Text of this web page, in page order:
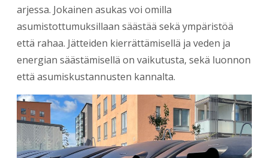
arjessa. Jokainen asukas voi omilla
asumistottumuksillaan säästää sekä ympäristöä
että rahaa. Jätteiden kierrättämisellä ja veden ja
energian säästämisellä on vaikutusta, sekä luonnon
että asumiskustannusten kannalta.